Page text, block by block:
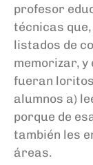
profesor
técnicas
listados de
memorizar, y
fueran
alumnos a)
porque de
también les
áreas.